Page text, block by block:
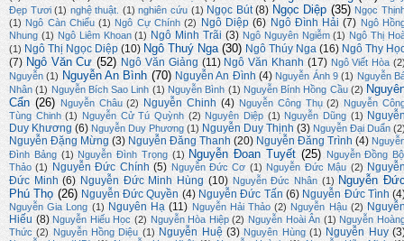
Đẹp Tươi (1) nghệ thuật. (1) nghiên cứu (1) Ngọc Bút (8) Ngọc Diệp (35) Ngọc
(1) Ngô Càn Chiểu (1) Ngô Cự Chính (2) Ngô Diệp (6) Ngô Đình Hải (7) Ngô
Nhung (1) Ngô Liêm Khoan (1) Ngô Minh Trãi (3) Ngô Nguyên Ngiễm (1) Ngô Thị
(1) Ngô Thị Ngọc Diệp (10) Ngô Thuý Nga (30) Ngô Thúy Nga (16) Ngô Thy
(7) Ngô Văn Cư (52) Ngô Văn Giảng (11) Ngô Văn Khanh (17) Ngô Viết Hòa
Nguyễn (1) Nguyễn An Bình (70) Nguyễn An Đình (4) Nguyễn Ánh 9 (1) Nguyễn
Nhân (1) Nguyễn Bích Sao Linh (1) Nguyễn Bình (1) Nguyễn Bính Hồng Cầu (2)
Cẩn (26) Nguyễn Châu (2) Nguyễn Chinh (4) Nguyễn Công Thụ (2) Nguyễn
Tùng Chinh (1) Nguyễn Cử Tú Quỳnh (2) Nguyên Diệp (1) Nguyễn Dũng (1)
Duy Khương (6) Nguyễn Duy Phương (1) Nguyễn Duy Thịnh (3) Nguyễn Đại Duẩn
Nguyễn Đặng Mừng (3) Nguyễn Đăng Thanh (20) Nguyễn Đăng Trình (4)
Đình Bảng (1) Nguyễn Đình Trọng (1) Nguyễn Đoan Tuyết (25)
Nguyễn Đồng
Thảo (1) Nguyễn Đức Chính (5) Nguyễn Đức Cơ (1) Nguyễn Đức Mậu (2)
Đức Minh (6) Nguyễn Đức Minh Hùng (10) Nguyễn Đức Nhân (1) Nguyễn
Phú Thọ (26) Nguyễn Đức Quyền (4) Nguyễn Đức Tấn (6) Nguyễn Đức Tình
Nguyễn Gia Long (1) Nguyên Hạ (11) Nguyễn Hải Thảo (2) Nguyễn Hậu (2)
Hiếu (8) Nguyễn Hiếu Học (2) Nguyễn Hòa Hiệp (2) Nguyễn Hoài Ân (1) Nguyễn
Thức (2) Nguyễn Hồng Diệu (1) Nguyễn Huệ (3) Nguyên Hùng (1) Nguyễn Huy